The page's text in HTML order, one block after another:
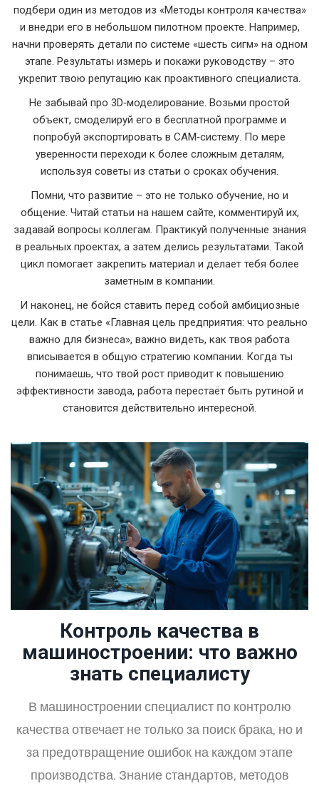
подбери один из методов из «Методы контроля качества»
и внедри его в небольшом пилотном проекте. Например,
начни проверять детали по системе «шесть сигм» на одном
этапе. Результаты измерь и покажи руководству – это
укрепит твою репутацию как проактивного специалиста.
Не забывай про 3D‑моделирование. Возьми простой
объект, смоделируй его в бесплатной программе и
попробуй экспортировать в CAM‑систему. По мере
уверенности переходи к более сложным деталям,
используя советы из статьи о сроках обучения.
Помни, что развитие – это не только обучение, но и
общение. Читай статьи на нашем сайте, комментируй их,
задавай вопросы коллегам. Практикуй полученные знания
в реальных проектах, а затем делись результатами. Такой
цикл помогает закрепить материал и делает тебя более
заметным в компании.
И наконец, не бойся ставить перед собой амбициозные
цели. Как в статье «Главная цель предприятия: что реально
важно для бизнеса», важно видеть, как твоя работа
вписывается в общую стратегию компании. Когда ты
понимаешь, что твой рост приводит к повышению
эффективности завода, работа перестаёт быть рутиной и
становится действительно интересной.
Контроль качества в
машиностроении: что важно
знать специалисту
В машиностроении специалист по контролю
качества отвечает не только за поиск брака, но и
за предотвращение ошибок на каждом этапе
производства. Знание стандартов, методов